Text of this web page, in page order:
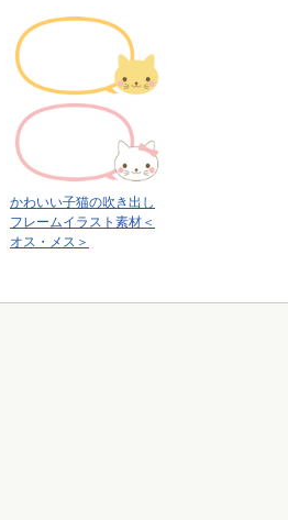
かわいい子猫の吹き出し
フレームイラスト素材＜
オス・メス＞